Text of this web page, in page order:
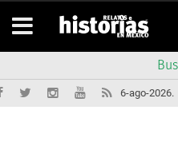
6-ago-2026.